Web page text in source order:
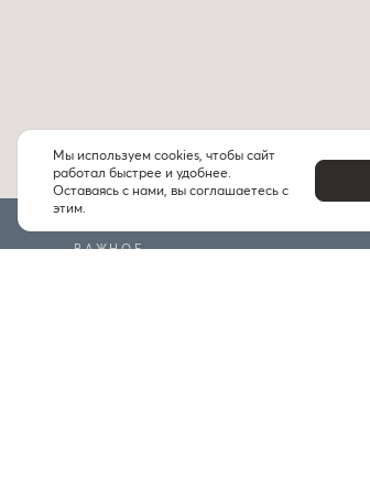
ВАЖНОЕ
Мы используем cookies, чтобы сайт
работал быстрее и удобнее.
Оставаясь с нами, вы соглашаетесь с
этим.